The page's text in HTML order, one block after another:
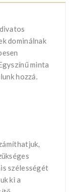
dominálnak
minta
hozzá.
szélességét
ki a